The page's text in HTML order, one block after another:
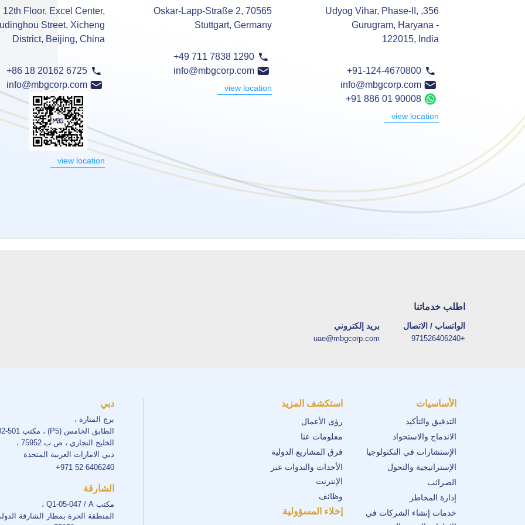
356, Udyog Vihar, Phase-II,
Gurugram, Haryana -
122015, India
+91-124-4670800
info@mbgcorp.com
+91 886 01 90008
view location
Oskar-Lapp-Straße 2, 70565
Stuttgart, Germany
+49 711 7838 1290
info@mbgcorp.com
view location
12th Floor, Excel Center,
Street, Xicheng
District, Beijing, China
+86 18 20162 6725
info@mbgcorp.com
view location
اطلب خدماتنا
الواتساب / الاتصال
+971526406240
بريد إلكتروني
uae@mbgcorp.com
الأساسيات
التدقيق والتأكيد
الاندماج والاستحواذ
الإستشارات في التكنولوجيا
الإستراتيجية والتحول
الضرائب
إدارة المخاطر
خدمات إنشاء الشركات في
استكشف المزيد
رؤى الأعمال
معلومات عنا
فرق المشاريع الدولية
الأحداث والندوات عبر
الإنترنت
وظائف
إخلاء المسؤولية
دبي
برج المنارة ،
الطابق الخامس (P5) ، مكتب 501-502 ،
الخليج التجاري ، ص.ب 75952 ،
دبي الامارات العربية المتحدة
+971 52 6406240
الشارقة
مكتب Q1-05-047 / A ،
المنطقة الحرة بمطار الشارقة